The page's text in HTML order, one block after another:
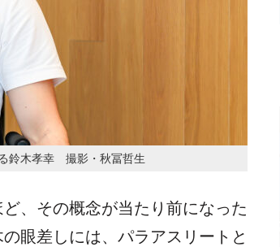
鈴木孝幸 撮影・秋冨哲生
、その概念が当たり前になった
眼差しには、パラアスリートと